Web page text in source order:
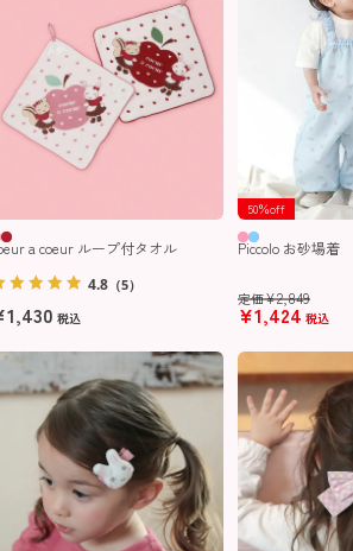
a coeur ループ付タオル
1,430 税込
4.8 （5）
50％off
Piccolo お砂場着
定価¥2,849
¥1,424 税込